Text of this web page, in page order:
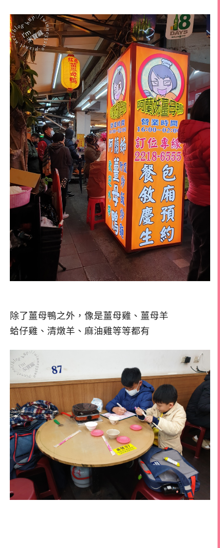
除了薑母鴨之外，像是薑母雞、薑母羊
蛤仔雞、清燉羊、麻油雞等等都有